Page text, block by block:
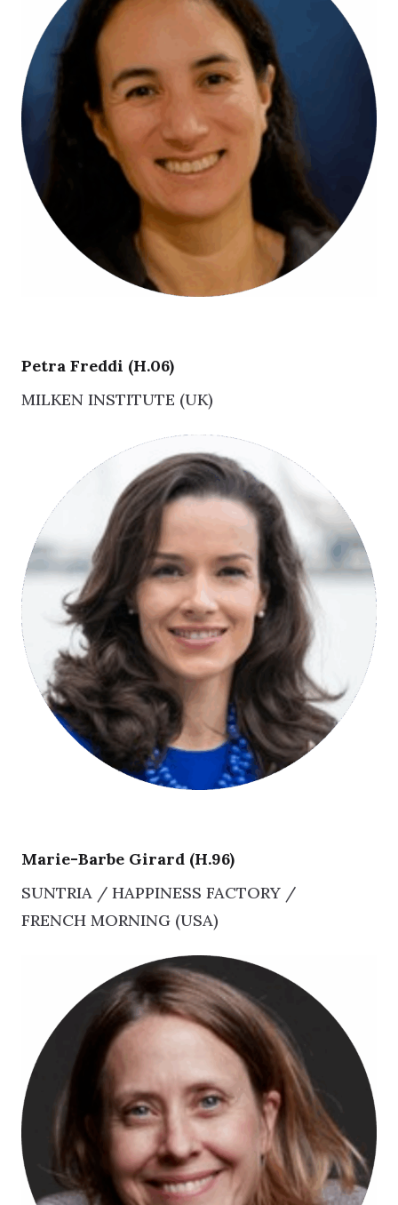
Petra Freddi (H.06)
MILKEN INSTITUTE (UK)
Marie-Barbe Girard (H.96)
SUNTRIA / HAPPINESS FACTORY /
FRENCH MORNING (USA)